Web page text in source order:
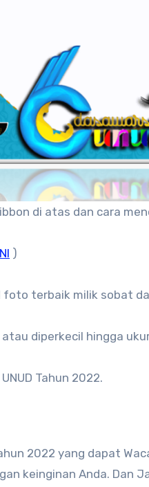
di atas dan cara
)
foto terbaik milik sobat
diperkecil hingga
Tahun 2022.
2022 yang dapat
keinginan Anda. Dan